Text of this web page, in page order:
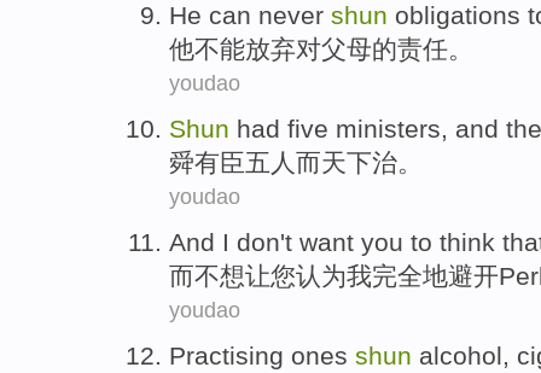
He can never shun obligations
他不能放弃对父母的责任。
youdao
Shun had five ministers, and
舜有臣五 人 而天下治。
youdao
And I don't want you to think
而不想让您认为我完全地避开
youdao
Practising ones shun alcohol,